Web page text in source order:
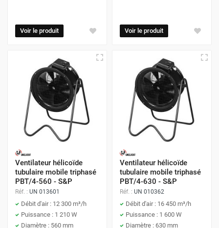
Voir le produit Voir le produit
Ventilateur hélicoïde
tubulaire mobile triphasé
PBT/4-560 - S&P
Réf. : UN 013601
Débit d'air : 12 300 m³/h
Puissance : 1 210 W
Diamètre : 560 mm
Ventilateur hélicoïde
tubulaire mobile triphasé
PBT/4-630 - S&P
Réf. : UN 010362
Débit d'air : 16 450 m³/h
Puissance : 1 600 W
Diamètre : 630 mm